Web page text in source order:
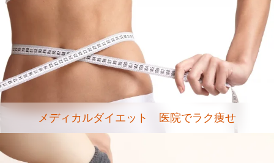
メディカルダイエット 医院でラク痩せ